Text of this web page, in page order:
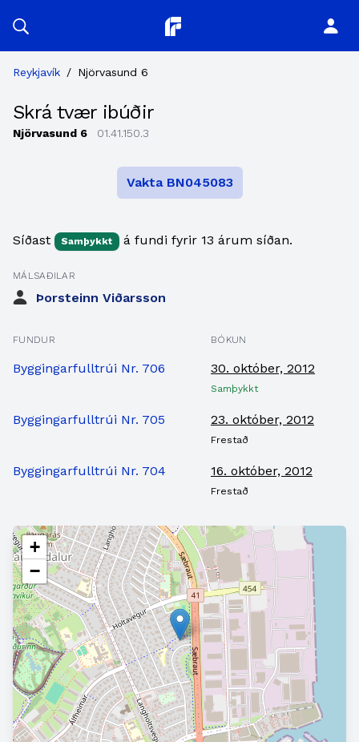
Planitor
Reykjavík / Njörvasund 6
Skrá tvær ibúðir
Njörvasund 6 01.41.150.3
Vakta BN045083
Síðast Samþykkt á fundi fyrir 13 árum síðan.
MÁLSAÐILAR
Þorsteinn Viðarsson
FUNDUR BÓKUN
Byggingarfulltrúi Nr. 706 30. október, 2012
Samþykkt
Byggingarfulltrúi Nr. 705 23. október, 2012
Frestað
Byggingarfulltrúi Nr. 704 16. október, 2012
Frestað
+
−